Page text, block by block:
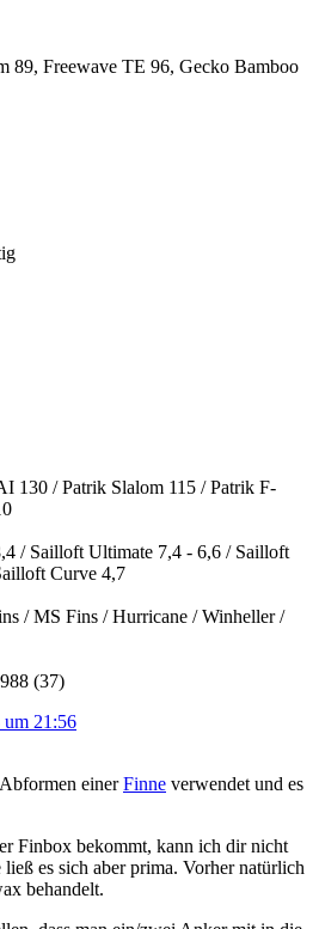
89, Freewave TE 96, Gecko Bamboo
130 / Patrik Slalom 115 / Patrik F-
/ Sailloft Ultimate 7,4 - 6,6 / Sailloft
Curve 4,7
/ MS Fins / Hurricane / Winheller /
(37)
um 21:56
einerFinne verwendet und es
Finbox bekommt, kann ich dir nicht
es sich aber prima. Vorher natürlich
behandelt.